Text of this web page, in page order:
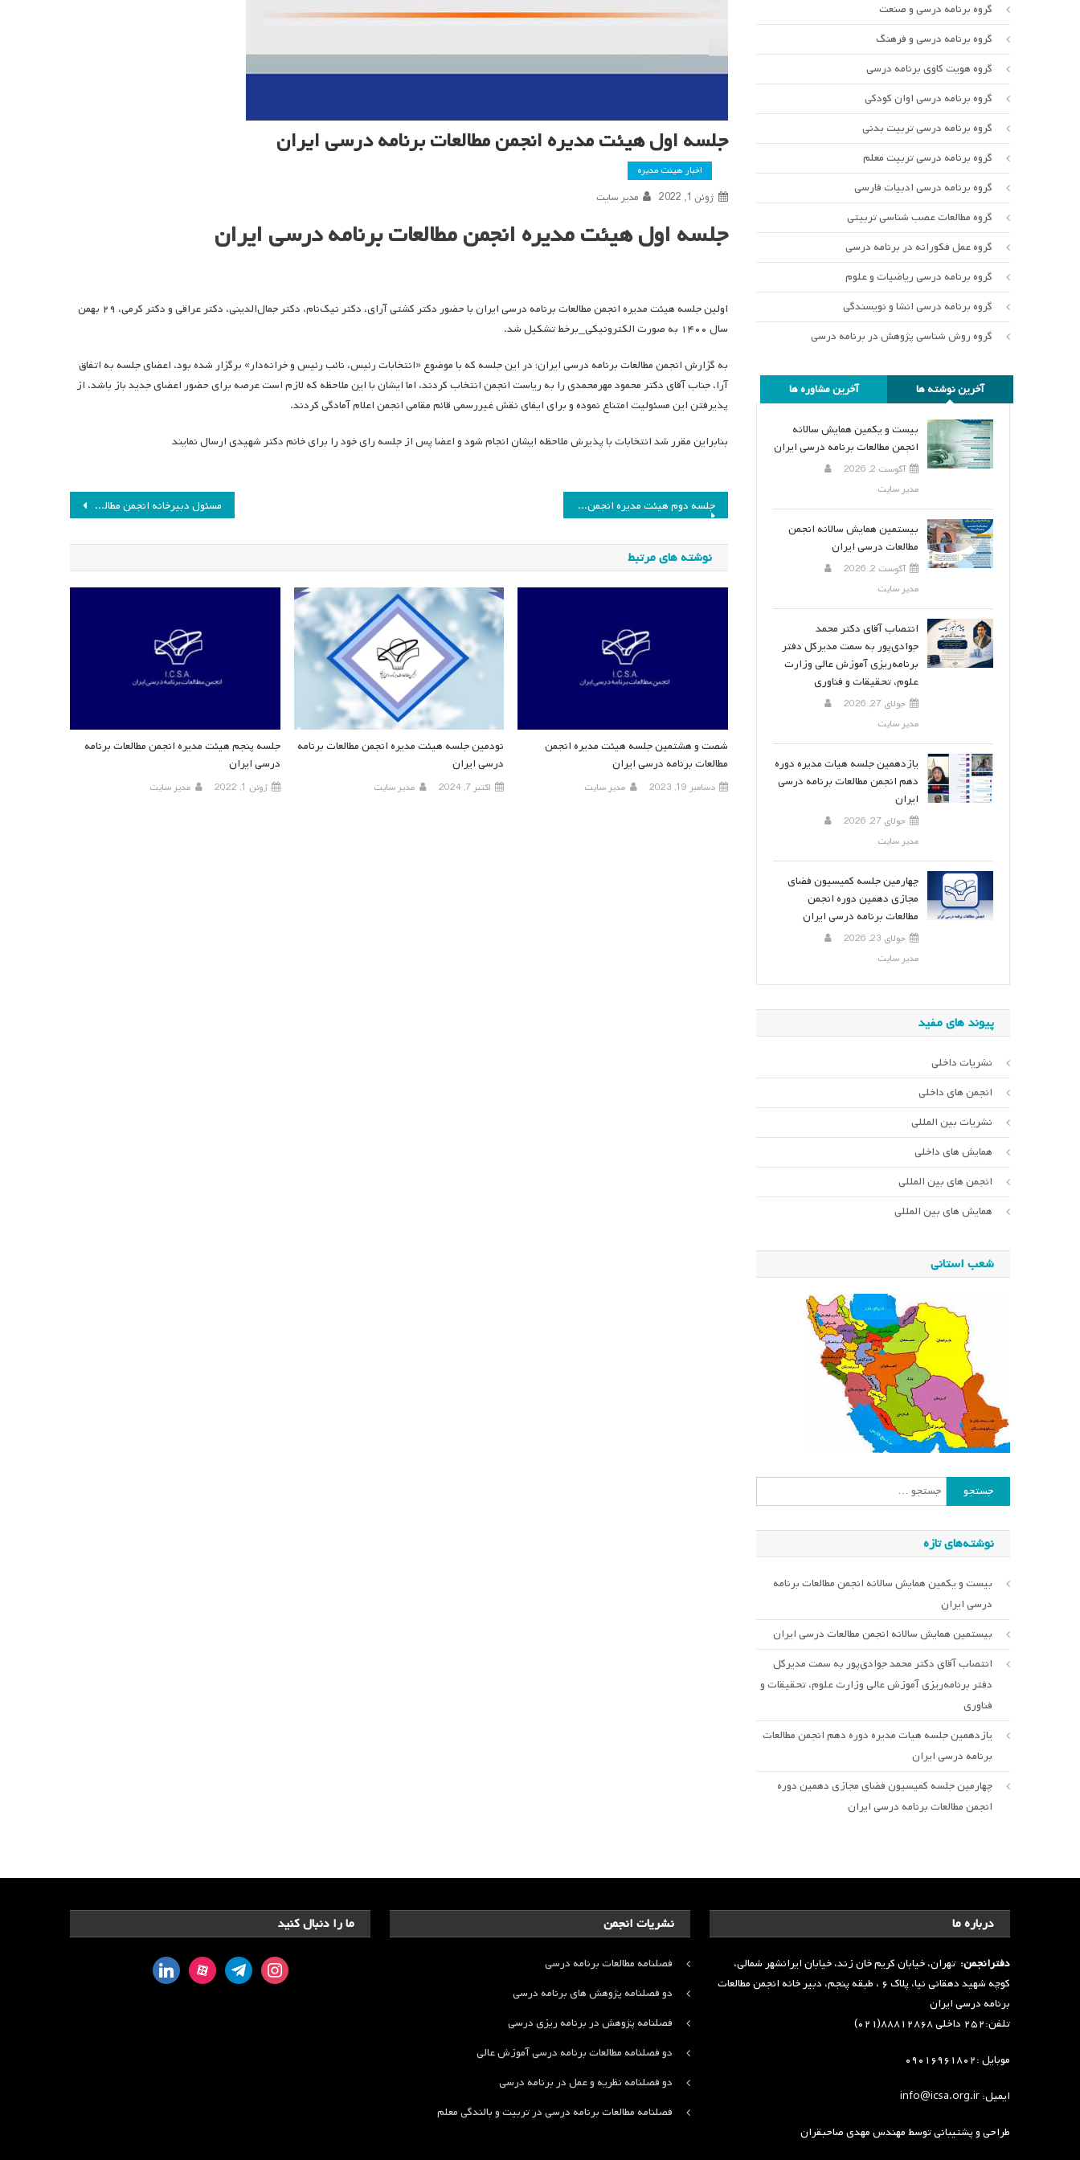
جلسه اول هیئت مدیره انجمن مطالعات برنامه درسی ایران
اخبار هیئت مدیره
ژوئن 1, 2022 مدیر سایت
جلسه اول هیئت مدیره انجمن مطالعات برنامه درسی ایران
اولین جلسه هیئت مدیره انجمن مطالعات برنامه درسی ایران با حضور دکتر کشتی آرای، دکتر نیک‌نام، دکتر جمال‌الدینی، دکتر عراقی و دکتر کرمی، ۲۹ بهمن
سال ۱۴۰۰ به صورت الکترونیکی_برخط تشکیل شد.
به گزارش انجمن مطالعات برنامه درسی ایران؛ در این جلسه که با موضوع «انتخابات رئیس، نائب رئیس و خرانه‌دار» برگزار شده بود، اعضای جلسه به اتفاق
آرا، جناب آقای دکتر محمود مهرمحمدی را به ریاست انجمن انتخاب کردند‌، اما ایشان با این ملاحظه که لازم است عرصه برای حضور اعضای جدید باز باشد، از
پذیرفتن این مسئولیت امتناع نموده و برای ایفای نقش غیررسمی قائم مقامی انجمن اعلام آمادگی کردند.
بنابراین مقرر شد انتخابات با پذیرش ملاحظه ایشان انجام شود و اعضا پس از جلسه رای خود را برای خانم دکتر شهیدی ارسال نمایند
راهبری
نوشته
مسئول دبیرخانه انجمن مطالعات برنامه درسی ایران تغییر کرد جلسه دوم هیئت مدیره انجمن مطالعات برنامه درسی ایران
نوشته های مرتبط
جلسه پنجم هیئت مدیره انجمن مطالعات برنامه
درسی ایران
ژوئن 1, 2022 مدیر سایت
نودمین جلسه هیئت مدیره انجمن مطالعات برنامه
درسی ایران
اکتبر 7, 2024 مدیر سایت
شصت و هشتمین جلسه هیئت مدیره انجمن
مطالعات برنامه درسی ایران
دسامبر 19, 2023 مدیر سایت
گروه برنامه درسی و صنعت
گروه برنامه درسی و فرهنگ
گروه هویت کاوی برنامه درسی
گروه برنامه درسی اوان کودکی
گروه برنامه درسی تربیت بدنی
گروه برنامه درسی تربیت معلم
گروه برنامه درسی ادبیات فارسی
گروه مطالعات عصب شناسی تربیتی
گروه عمل فکورانه در برنامه درسی
گروه برنامه درسی ریاضیات و علوم
گروه برنامه درسی انشا و نویسندگی
گروه روش شناسی پژوهش در برنامه درسی
آخرین نوشته ها آخرین مشاوره ها
بیست و یکمین همایش سالانه
انجمن مطالعات برنامه درسی ایران
آگوست 2, 2026
مدیر سایت
بیستمین همایش سالانه انجمن
مطالعات درسی ایران
آگوست 2, 2026
مدیر سایت
انتصاب آقای دکتر محمد
جوادی‌پور به سمت مدیرکل دفتر
برنامه‌ریزی آموزش عالی وزارت
علوم، تحقیقات و فناوری
جولای 27, 2026
مدیر سایت
یازدهمین جلسه هیات مدیره دوره
دهم انجمن مطالعات برنامه درسی
ایران
جولای 27, 2026
مدیر سایت
چهارمین جلسه کمیسیون فضای
مجازی دهمین دوره انجمن
مطالعات برنامه درسی ایران
جولای 23, 2026
مدیر سایت
پیوند های مفید
نشریات داخلی
انجمن های داخلی
نشریات بین المللی
همایش های داخلی
انجمن های بین المللی
همایش های بین المللی
شعب استانی
جستجو
برای:
نوشته‌های تازه
بیست و یکمین همایش سالانه انجمن مطالعات برنامه
درسی ایران
بیستمین همایش سالانه انجمن مطالعات درسی ایران
انتصاب آقای دکتر محمد جوادی‌پور به سمت مدیرکل
دفتر برنامه‌ریزی آموزش عالی وزارت علوم، تحقیقات و
فناوری
یازدهمین جلسه هیات مدیره دوره دهم انجمن مطالعات
برنامه درسی ایران
چهارمین جلسه کمیسیون فضای مجازی دهمین دوره
انجمن مطالعات برنامه درسی ایران
ما را دنبال کنید
instagram
telegram
aparat
linkedin
نشریات انجمن
فصلنامه مطالعات برنامه درسی
دو فصلنامه پژوهش های برنامه درسی
فصلنامه پژوهش در برنامه ریزی درسی
دو فصلنامه مطالعات برنامه درسی آموزش عالی
دو فصلنامه نظریه و عمل در برنامه درسی
فصلنامه مطالعات برنامه درسی در تربیت و بالندگی معلم
درباره ما
دفترانجمن: تهران، خیابان کریم خان زند، خیابان ایرانشهر شمالی،
کوچه شهید دهقانی نیا، پلاک ۶ ، طبقه پنجم، دبیر خانه انجمن مطالعات
برنامه درسی ایران
تلفن:۲۵۲ داخلی ۸۸۸۱۲۸۶۸(۰۲۱)
موبایل :۰۹۰۱۶۹۶۱۸۰۲
ایمیل: info@icsa.org.ir
طراحی و پشتیبانی توسطمهندس مهدی صاحبقران